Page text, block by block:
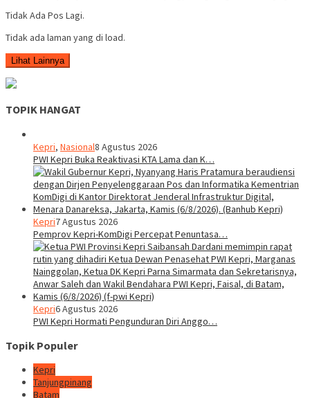
Tidak Ada Pos Lagi.
Tidak ada laman yang di load.
Lihat Lainnya
TOPIK HANGAT
Kepri, Nasional8 Agustus 2026
PWI Kepri Buka Reaktivasi KTA Lama dan K…
Kepri7 Agustus 2026
Pemprov Kepri-KomDigi Percepat Penuntasa…
Kepri6 Agustus 2026
PWI Kepri Hormati Pengunduran Diri Anggo…
Topik Populer
Kepri
Tanjungpinang
Batam